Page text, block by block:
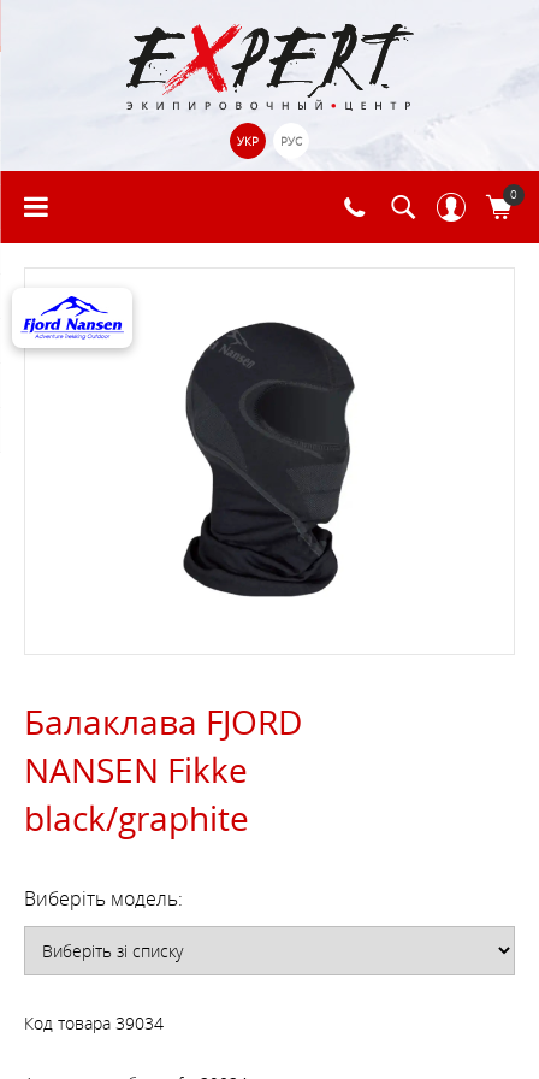
УКР РУС
0
Балаклава FJORD
NANSEN Fikke
black/graphite
Виберіть модель:
Код товара 39034